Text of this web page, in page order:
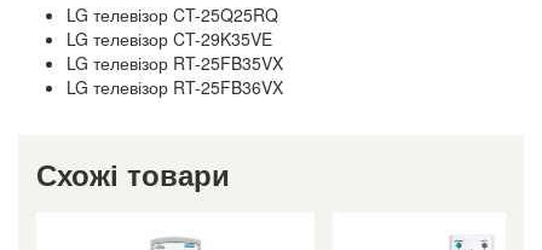
LG телевізор CT-25Q25RQ
LG телевізор CT-29K35VE
LG телевізор RT-25FB35VX
LG телевізор RT-25FB36VX
Схожі товари